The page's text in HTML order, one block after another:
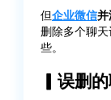
但企业微信
删除多个聊
些。
▎误删